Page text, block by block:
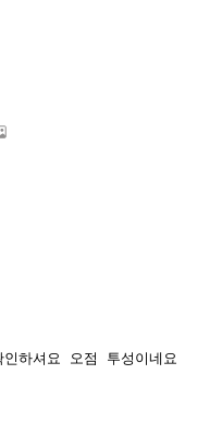
하셔요 오점 투성이네요